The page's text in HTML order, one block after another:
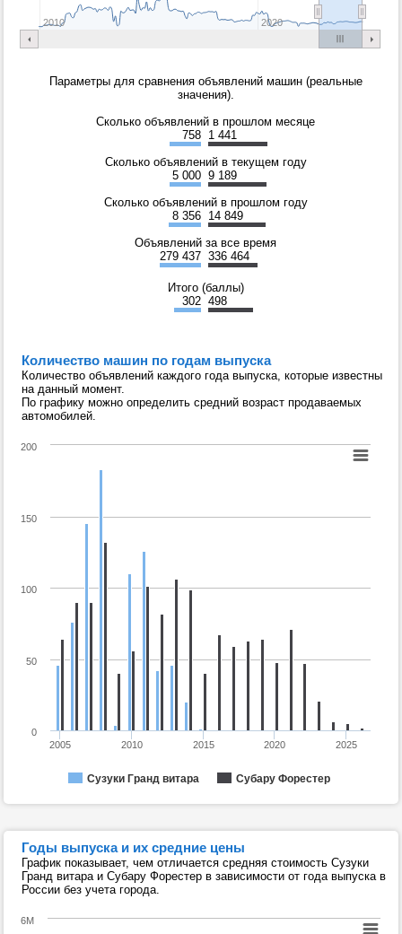
2010 2020
Параметры для сравнения объявлений машин (реальные
значения).
Сколько объявлений в прошлом месяце
758 1 441
Сколько объявлений в текущем году
5 000 9 189
Сколько объявлений в прошлом году
8 356 14 849
Объявлений за все время
279 437 336 464
Итого (баллы)
302 498
Количество машин по годам выпуска
Количество объявлений каждого года выпуска, которые известны
на данный момент.
По графику можно определить средний возраст продаваемых
автомобилей.
Сузуки Гранд витара Субару Форестер
2005 2010 2015 2020 2025
0
50
100
150
200
Годы выпуска и их средние цены
График показывает, чем отличается средняя стоимость Сузуки
Гранд витара и Субару Форестер в зависимости от года выпуска в
России без учета города.
6M